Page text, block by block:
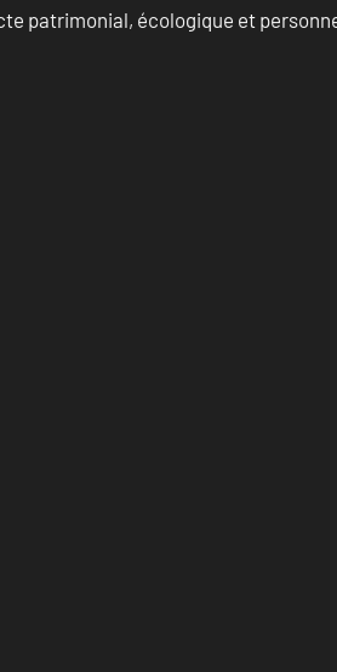
patrimonial, écologique et